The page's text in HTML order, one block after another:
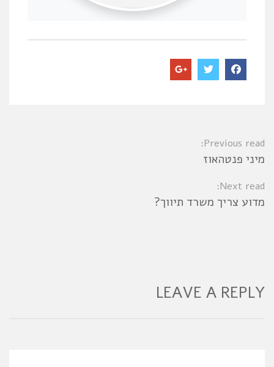
Previous read:
מיני פנטהאוז
Next read:
מדוע צריך משרד תיווך?
LEAVE A REPLY